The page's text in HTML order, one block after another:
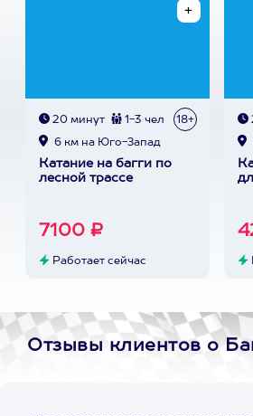
20 минут 1-3 чел 18+
6 км на Юго-Запад
Катание на багги по
лесной трассе
7100 ₽
Работает сейчас
Отзывы клиентов о